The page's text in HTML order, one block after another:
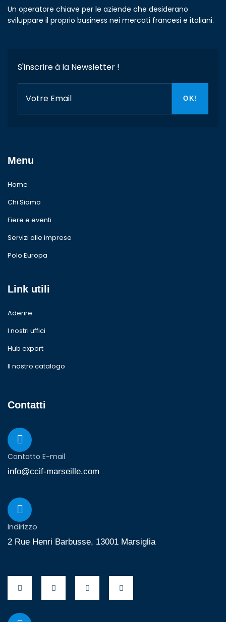
Un operatore chiave per le aziende che desiderano
sviluppare il proprio business nei mercati francesi e italiani.
S'inscrire à la Newsletter !
Menu
Home
Chi Siamo
Fiere e eventi
Servizi alle imprese
Polo Europa
Link utili
Aderire
I nostri uffici
Hub export
Il nostro catalogo
Contatti
Contatto E-mail
info@ccif-marseille.com
Indirizzo
2 Rue Henri Barbusse, 13001 Marsiglia